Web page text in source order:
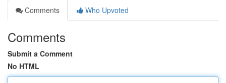
Comments
Who Upvoted
Comments
Submit a Comment
No HTML